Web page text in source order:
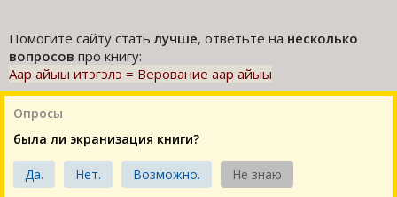
Помогите сайту статьлучше, ответьте на несколько
вопросов про книгу:
Аар айыы итэгэлэ = Верование аар айыы
Опросы
была ли экранизация книги?
Да. Нет. Возможно. Не знаю